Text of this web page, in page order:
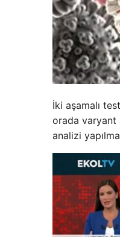
İki aşamalı
orada varyant
analizi